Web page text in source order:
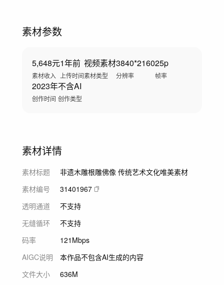
素材参数
5,648元
素材收入
1年前
上传时间
视频素材
素材类型
3840*2160
分辨率
25p
帧率
2023年
创作时间
不含AI
创作类型
素材详情
素材标题
非遗木雕根雕佛像 传统艺术文化唯美素材
素材编号
31401967
透明通道
不支持
无缝循环
不支持
码率
121Mbps
AIGC说明
本作品不包含AI生成的内容
文件大小
636M